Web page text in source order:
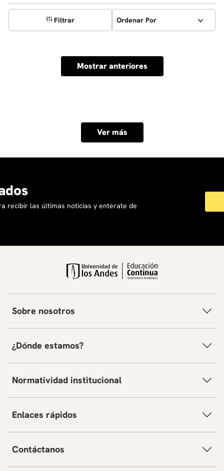
Filtrar Ordenar Por
Mostrar anteriores
Ver más
recibir las últimas noticias y entérate de
Sobre nosotros
¿Dónde estamos?
Normatividad institucional
Enlaces rápidos
Contáctanos